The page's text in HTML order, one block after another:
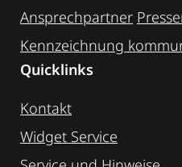
Ansprechpartner
Kennzeichnung
Quicklinks
Kontakt
Widget Service